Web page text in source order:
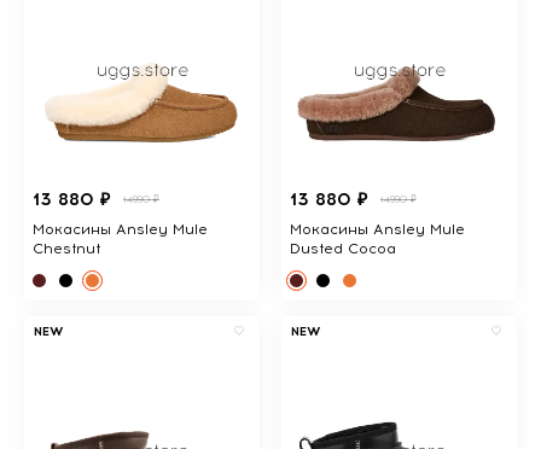
13 880 ₽ 14990 ₽
Мокасины Ansley Mule
Chestnut
13 880 ₽ 14990 ₽
Мокасины Ansley Mule
Dusted Cocoa
NEW NEW